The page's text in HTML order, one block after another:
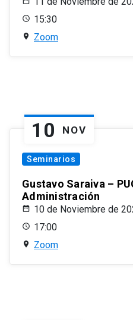
15:30
Zoom
10 NOV
Seminarios
Gustavo Saraiva –
Administración
10 de Noviembre de
17:00
Zoom